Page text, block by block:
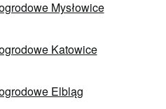
Mysłowice
Katowice
Elbląg